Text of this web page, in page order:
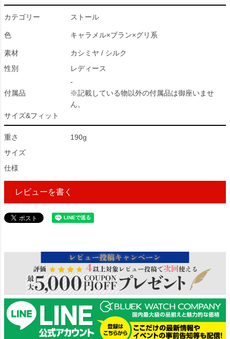
カテゴリー ストール
色 キャラメル×ブラン×グリ系
素材
カシミヤ / シルク
性別
レディース
付属品
-
※記載している物以外の付属品は御座いませ
ん。
サイズ&フィット
重さ
190g
サイズ
仕様
レビューを書く